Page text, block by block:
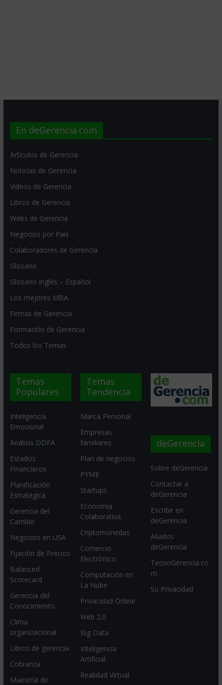
En deGerencia.com
Artículos de Gerencia
Noticias de Gerencia
Videos de Gerencia
Libros de Gerencia
Webs de Gerencia
Negocios por País
Colaboradores de Gerencia
Glosario
Glosario Inglés – Español
Los mejores MBA
Firmas de Gerencia
Formación de Gerencia
Todos los Temas
Temas
Populares
Inteligencia
Emocional
Análisis DOFA
Estados
Financieros
Planificación
Estratégica
Gerencia del
Cambio
Negocios en USA
Fijación de Precios
Balanced
Scorecard
Gerencia del
Conocimiento
Clima
organizacional
Libros de gerencia
Cobranza
Maestría de
Temas
Tendencia
Marca Personal
Empresas
familiares
Plan de negocios
PYME
Startups
Economia
Colaborativa
Criptomonedas
Comercio
Electrónico
Computación en
La Nube
Privacidad Online
Web 2.0
Big Data
Inteligencia
Artificial
Realidad Virtual
deGerencia
Sobre deGerencia
Contactar a
deGerencia
Escribir en
deGerencia
Aliados
deGerencia
TecnoGerencia.co
m
Su Privacidad